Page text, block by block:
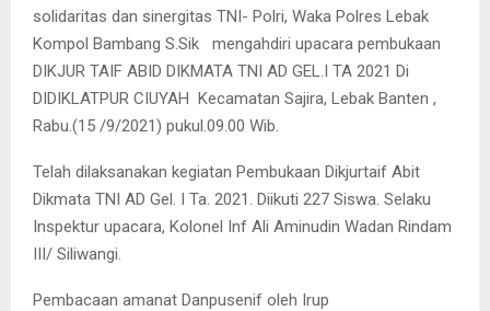
solidaritas dan sinergitas TNI- Polri, Waka Polres Lebak
Kompol Bambang S.Sik mengahdiri upacara pembukaan
DIKJUR TAIF ABID DIKMATA TNI AD GEL.I TA 2021 Di
DIDIKLATPUR CIUYAH Kecamatan Sajira, Lebak Banten ,
Rabu.(15 /9/2021) pukul.09.00 Wib.
Telah dilaksanakan kegiatan Pembukaan Dikjurtaif Abit
Dikmata TNI AD Gel. I Ta. 2021. Diikuti 227 Siswa. Selaku
Inspektur upacara, Kolonel Inf Ali Aminudin Wadan Rindam
III/ Siliwangi.
Pembacaan amanat Danpusenif oleh Irup